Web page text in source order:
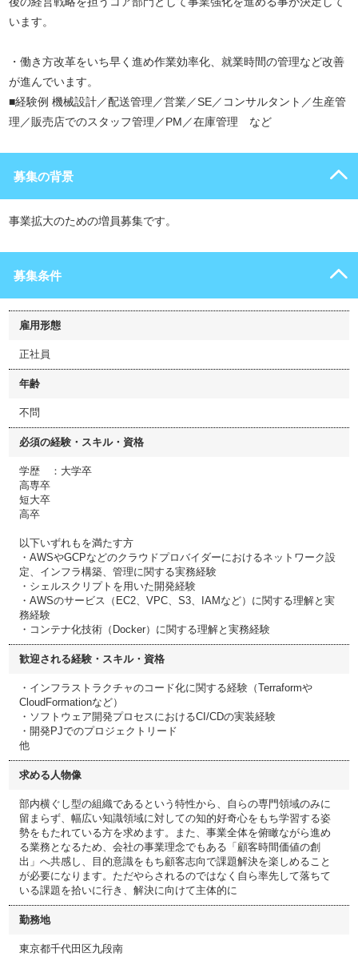
います。
・働き方改革をいち早く進め作業効率化、就業時間の管理など改善
が進んでいます。
■経験例 機械設計／配送管理／営業／SE／コンサルタント／生産管
理／販売店でのスタッフ管理／PM／在庫管理 など
募集の背景
事業拡大のための増員募集です。
募集条件
雇用形態
正社員
年齢
不問
必須の経験・スキル・資格
学歴 ：大学卒
高専卒
短大卒
高卒
以下いずれもを満たす方
・AWSやGCPなどのクラウドプロバイダーにおけるネットワーク設
定、インフラ構築、管理に関する実務経験
・シェルスクリプトを用いた開発経験
・AWSのサービス（EC2、VPC、S3、IAMなど）に関する理解と実
務経験
・コンテナ化技術（Docker）に関する理解と実務経験
歓迎される経験・スキル・資格
・インフラストラクチャのコード化に関する経験（Terraformや
CloudFormationなど）
・ソフトウェア開発プロセスにおけるCI/CDの実装経験
・開発PJでのプロジェクトリード
他
求める人物像
部内横ぐし型の組織であるという特性から、自らの専門領域のみに
留まらず、幅広い知識領域に対しての知的好奇心をもち学習する姿
勢をもたれている方を求めます。また、事業全体を俯瞰ながら進め
る業務となるため、会社の事業理念でもある「顧客時間価値の創
出」へ共感し、目的意識をもち顧客志向で課題解決を楽しめること
が必要になります。ただやらされるのではなく自ら率先して落ちて
いる課題を拾いに行き、解決に向けて主体的に
勤務地
東京都千代田区九段南